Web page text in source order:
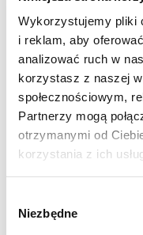
Wykorzystujemy pliki
i reklam, aby
analizować ruch w
korzystasz z naszej
społecznościowym,
Partnerzy mogą
otrzymanymi od
korzystania z ich
zgody
Niezbędne
Pyszne bułeczki
przepisuDorotki,
porcji wychodzą
Składniki na
400 g mąki
20 g
10 g drożdży